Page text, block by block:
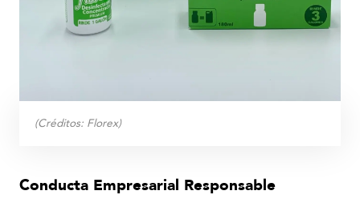
(Créditos: Florex)
Conducta Empresarial Responsable